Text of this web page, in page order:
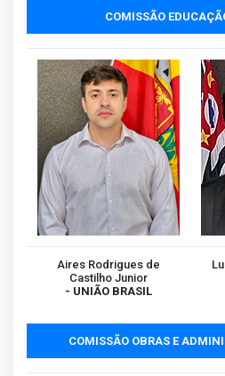
COMISSÃO
Aires Rodrigues de
Castilho Junior
- UNIÃO BRASIL
COMISSÃO OBRAS E